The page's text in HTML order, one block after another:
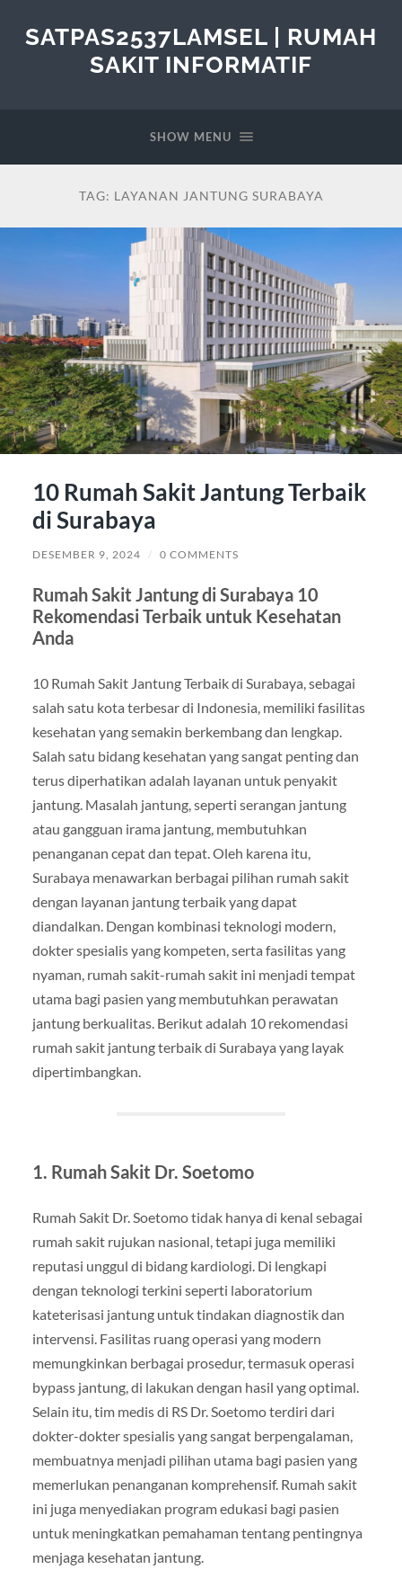
SATPAS2537LAMSEL | RUMAH
SAKIT INFORMATIF
SHOW MENU
TAG: LAYANAN JANTUNG SURABAYA
10 Rumah Sakit Jantung Terbaik
di Surabaya
DESEMBER 9, 2024 / 0 COMMENTS
Rumah Sakit Jantung di Surabaya 10
Rekomendasi Terbaik untuk Kesehatan
Anda
10 Rumah Sakit Jantung Terbaik di Surabaya, sebagai
salah satu kota terbesar di Indonesia, memiliki fasilitas
kesehatan yang semakin berkembang dan lengkap.
Salah satu bidang kesehatan yang sangat penting dan
terus diperhatikan adalah layanan untuk penyakit
jantung. Masalah jantung, seperti serangan jantung
atau gangguan irama jantung, membutuhkan
penanganan cepat dan tepat. Oleh karena itu,
Surabaya menawarkan berbagai pilihan rumah sakit
dengan layanan jantung terbaik yang dapat
diandalkan. Dengan kombinasi teknologi modern,
dokter spesialis yang kompeten, serta fasilitas yang
nyaman, rumah sakit-rumah sakit ini menjadi tempat
utama bagi pasien yang membutuhkan perawatan
jantung berkualitas. Berikut adalah 10 rekomendasi
rumah sakit jantung terbaik di Surabaya yang layak
dipertimbangkan.
1. Rumah Sakit Dr. Soetomo
Rumah Sakit Dr. Soetomo tidak hanya di kenal sebagai
rumah sakit rujukan nasional, tetapi juga memiliki
reputasi unggul di bidang kardiologi. Di lengkapi
dengan teknologi terkini seperti laboratorium
kateterisasi jantung untuk tindakan diagnostik dan
intervensi. Fasilitas ruang operasi yang modern
memungkinkan berbagai prosedur, termasuk operasi
bypass jantung, di lakukan dengan hasil yang optimal.
Selain itu, tim medis di RS Dr. Soetomo terdiri dari
dokter-dokter spesialis yang sangat berpengalaman,
membuatnya menjadi pilihan utama bagi pasien yang
memerlukan penanganan komprehensif. Rumah sakit
ini juga menyediakan program edukasi bagi pasien
untuk meningkatkan pemahaman tentang pentingnya
menjaga kesehatan jantung.